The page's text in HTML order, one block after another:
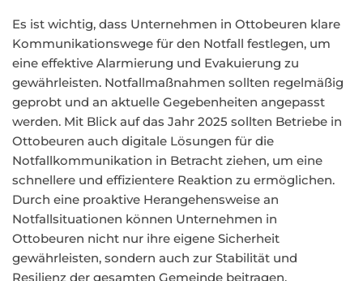
Es ist wichtig, dass Unternehmen in Ottobeuren klare
Kommunikationswege für den Notfall festlegen, um
eine effektive Alarmierung und Evakuierung zu
gewährleisten. Notfallmaßnahmen sollten regelmäßig
geprobt und an aktuelle Gegebenheiten angepasst
werden. Mit Blick auf das Jahr 2025 sollten Betriebe in
Ottobeuren auch digitale Lösungen für die
Notfallkommunikation in Betracht ziehen, um eine
schnellere und effizientere Reaktion zu ermöglichen.
Durch eine proaktive Herangehensweise an
Notfallsituationen können Unternehmen in
Ottobeuren nicht nur ihre eigene Sicherheit
gewährleisten, sondern auch zur Stabilität und
Resilienz der gesamten Gemeinde beitragen.